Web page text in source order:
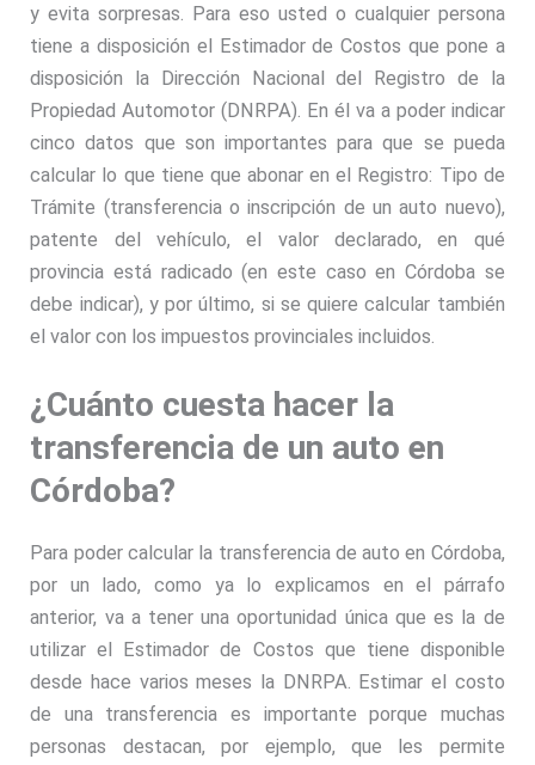
y evita sorpresas. Para eso usted o cualquier persona
tiene a disposición el Estimador de Costos que pone a
disposición la Dirección Nacional del Registro de la
Propiedad Automotor (DNRPA). En él va a poder indicar
cinco datos que son importantes para que se pueda
calcular lo que tiene que abonar en el Registro: Tipo de
Trámite (transferencia o inscripción de un auto nuevo),
patente del vehículo, el valor declarado, en qué
provincia está radicado (en este caso en Córdoba se
debe indicar), y por último, si se quiere calcular también
el valor con los impuestos provinciales incluidos.
¿Cuánto cuesta hacer la
transferencia de un auto en
Córdoba?
Para poder calcular la transferencia de auto en Córdoba,
por un lado, como ya lo explicamos en el párrafo
anterior, va a tener una oportunidad única que es la de
utilizar el Estimador de Costos que tiene disponible
desde hace varios meses la DNRPA. Estimar el costo
de una transferencia es importante porque muchas
personas destacan, por ejemplo, que les permite